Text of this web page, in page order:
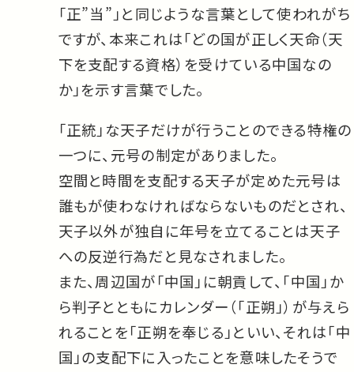
「正”当”」と同じような言葉として使われがち
ですが、本来これは「どの国が正しく天命（天
下を支配する資格）を受けている中国なの
か」を示す言葉でした。
「正統」な天子だけが行うことのできる特権の
一つに、元号の制定がありました。
空間と時間を支配する天子が定めた元号は
誰もが使わなければならないものだとされ、
天子以外が独自に年号を立てることは天子
への反逆行為だと見なされました。
また、周辺国が「中国」に朝貢して、「中国」か
ら判子とともにカレンダー（「正朔」）が与えら
れることを「正朔を奉じる」といい、それは「中
国」の支配下に入ったことを意味したそうで